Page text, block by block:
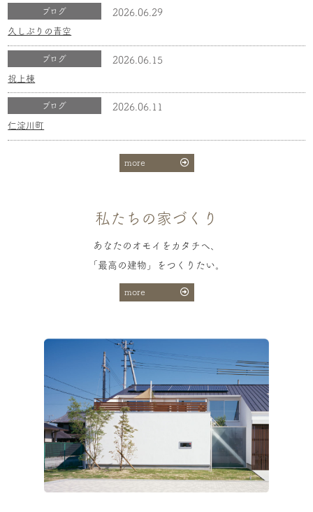
ブログ 2026.06.29
久しぶりの青空
ブログ 2026.06.15
祝上棟
ブログ 2026.06.11
仁淀川町
more
私たちの家づくり
あなたのオモイをカタチへ、
「最高の建物」をつくりたい。
more